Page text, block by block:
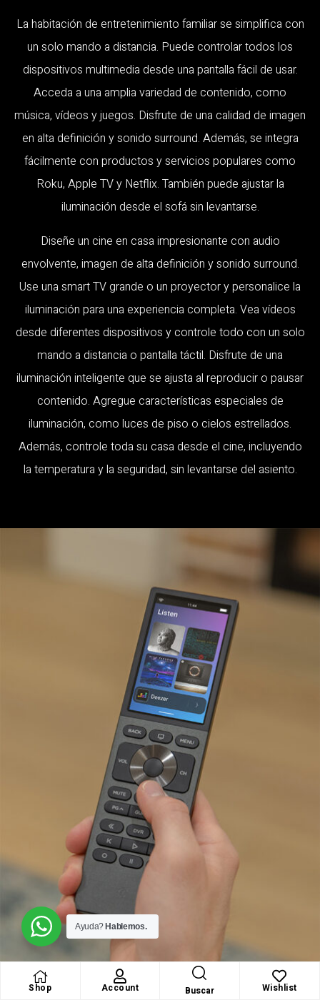
La habitación de entretenimiento familiar se simplifica con
un solo mando a distancia. Puede controlar todos los
dispositivos multimedia desde una pantalla fácil de usar.
Acceda a una amplia variedad de contenido, como
música, vídeos y juegos. Disfrute de una calidad de imagen
en alta definición y sonido surround. Además, se integra
fácilmente con productos y servicios populares como
Roku, Apple TV y Netflix. También puede ajustar la
iluminación desde el sofá sin levantarse.
Diseñe un cine en casa impresionante con audio
envolvente, imagen de alta definición y sonido surround.
Use una smart TV grande o un proyector y personalice la
iluminación para una experiencia completa. Vea vídeos
desde diferentes dispositivos y controle todo con un solo
mando a distancia o pantalla táctil. Disfrute de una
iluminación inteligente que se ajusta al reproducir o pausar
contenido. Agregue características especiales de
iluminación, como luces de piso o cielos estrellados.
Además, controle toda su casa desde el cine, incluyendo
la temperatura y la seguridad, sin levantarse del asiento.
Shop Account Buscar Wishlist
Ayuda? Hablemos.